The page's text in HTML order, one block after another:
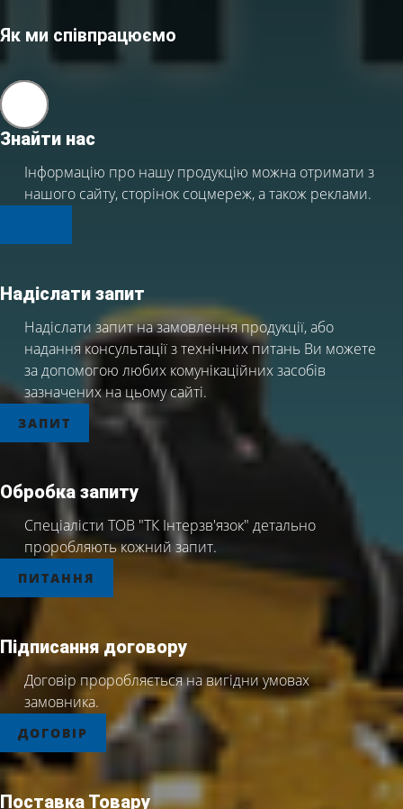
Як ми співпрацюємо
Знайти нас
Інформацію про нашу продукцію можна отримати з
нашого сайту, сторінок соцмереж, а також реклами.
Надіслати запит
Надіслати запит на замовлення продукції, або
надання консультації з технічних питань Ви можете
за допомогою любих комунікаційних засобів
зазначених на цьому сайті.
ЗАПИТ
Обробка запиту
Спеціалісти ТОВ "ТК Інтерзв'язок" детально
проробляють кожний запит.
ПИТАННЯ
Підписання договору
Договір проробляється на вигідни умовах
замовника.
ДОГОВІР
Поставка Товару